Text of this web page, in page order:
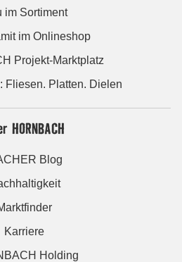
im Sortiment
im Onlineshop
Projekt-Marktplatz
Fliesen. Platten. Dielen
HORNBACH
Blog
Karriere
Holding